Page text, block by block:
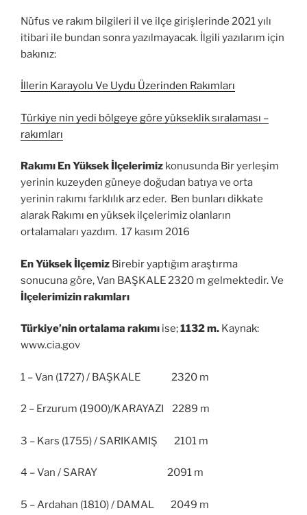
Nüfus ve rakım bilgileri il ve ilçe girişlerinde 2021 yılı
itibari ile bundan sonra yazılmayacak. İlgili yazılarım için
bakınız:
İllerin Karayolu Ve Uydu Üzerinden Rakımları
Türkiye nin yedi bölgeye göre yükseklik sıralaması –
rakımları
Rakımı En Yüksek İlçelerimiz konusunda Bir yerleşim
yerinin kuzeyden güneye doğudan batıya ve orta
yerinin rakımı farklılık arz eder. Ben bunları dikkate
alarak Rakımı en yüksek ilçelerimiz olanların
ortalamaları yazdım. 17 kasım 2016
En Yüksek İlçemiz Birebir yaptığım araştırma
sonucuna göre, Van BAŞKALE 2320 m gelmektedir. Ve
İlçelerimizin rakımları
Türkiye’nin ortalama rakımı ise;1132 m. Kaynak:
www.cia.gov
1 – Van (1727) / BAŞKALE 2320 m
2 – Erzurum (1900)/KARAYAZI 2289 m
3 – Kars (1755) / SARIKAMIŞ 2101 m
4 – Van / SARAY 2091 m
5 – Ardahan (1810) / DAMAL 2049 m